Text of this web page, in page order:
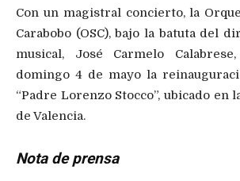
Con un magistral concierto, la
Carabobo (OSC), bajo la batuta del
musical, José Carmelo
domingo 4 de mayo la
“Padre Lorenzo Stocco”, ubicado en
de Valencia.
Nota de prensa